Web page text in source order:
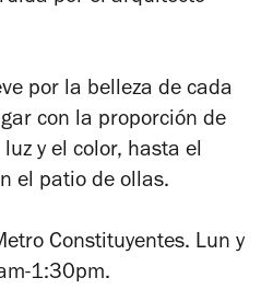
por la belleza de cada
con la proporción de
y el color, hasta el
el patio de ollas.
Constituyentes. Lun y
1:30pm.